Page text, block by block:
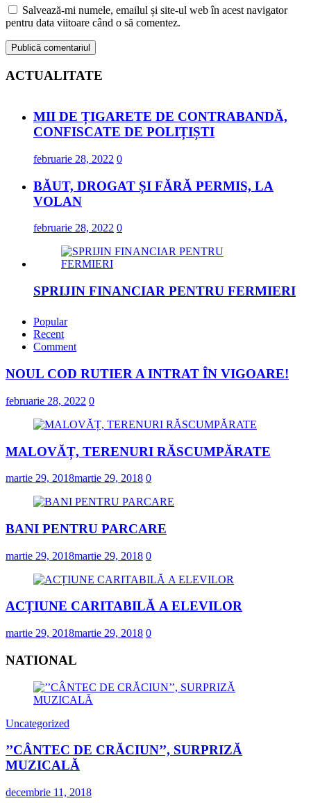
Salvează-mi numele, emailul și site-ul web în acest navigator
pentru data viitoare când o să comentez.
ACTUALITATE
MII DE ȚIGARETE DE CONTRABANDĂ,
CONFISCATE DE POLIȚIȘTI
februarie 28, 2022 0
BĂUT, DROGAT ȘI FĂRĂ PERMIS, LA
VOLAN
februarie 28, 2022 0
SPRIJIN FINANCIAR PENTRU FERMIERI
februarie 23, 2022
„DRAGOSTE ÎN FĂURAR”
februarie 23, 2022
NOUL COD RUTIER A INTRAT ÎN
Popular
Recent
Comment
NOUL COD RUTIER A INTRAT ÎN VIGOARE!
februarie 28, 2022 0
MALOVĂȚ, TERENURI RĂSCUMPĂRATE
martie 29, 2018martie 29, 2018 0
BANI PENTRU PARCARE
martie 29, 2018martie 29, 2018 0
ACȚIUNE CARITABILĂ A ELEVILOR
martie 29, 2018martie 29, 2018 0
NATIONAL
Uncategorized
’’CÂNTEC DE CRĂCIUN’’, SURPRIZĂ
MUZICALĂ
decembrie 11, 2018